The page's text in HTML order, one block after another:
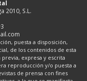
2010, S.L.
puesta a disposición,
de los contenidos de esta
expresa y escrita
reproducción y/o puesta a
de prensa con fines